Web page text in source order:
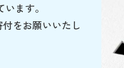
ます。
をお願いいたし